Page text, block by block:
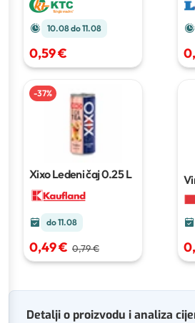
10.08 do 11.08
0,59 €
-37%
Xixo Ledeni čaj0.25 L
do 11.08
0,49 € 0,79 €
Detalji o proizvodu i analiza